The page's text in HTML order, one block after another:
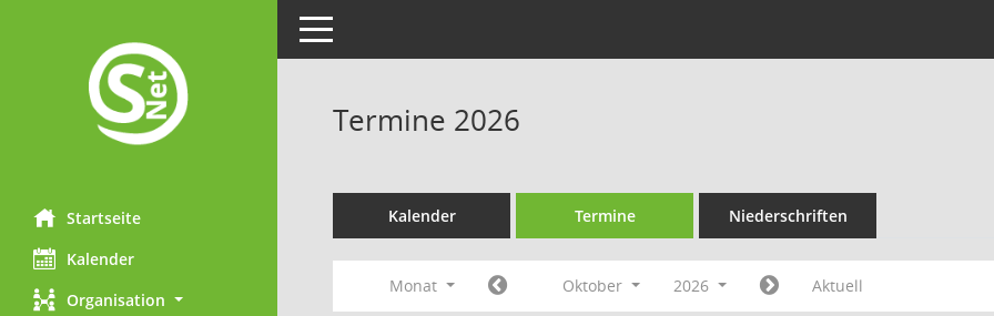
Startseite
Kalender
Organisation
Toggle navigation
Termine 2026
Kalender Termine Niederschriften
Monat Oktober 2026 Aktuell